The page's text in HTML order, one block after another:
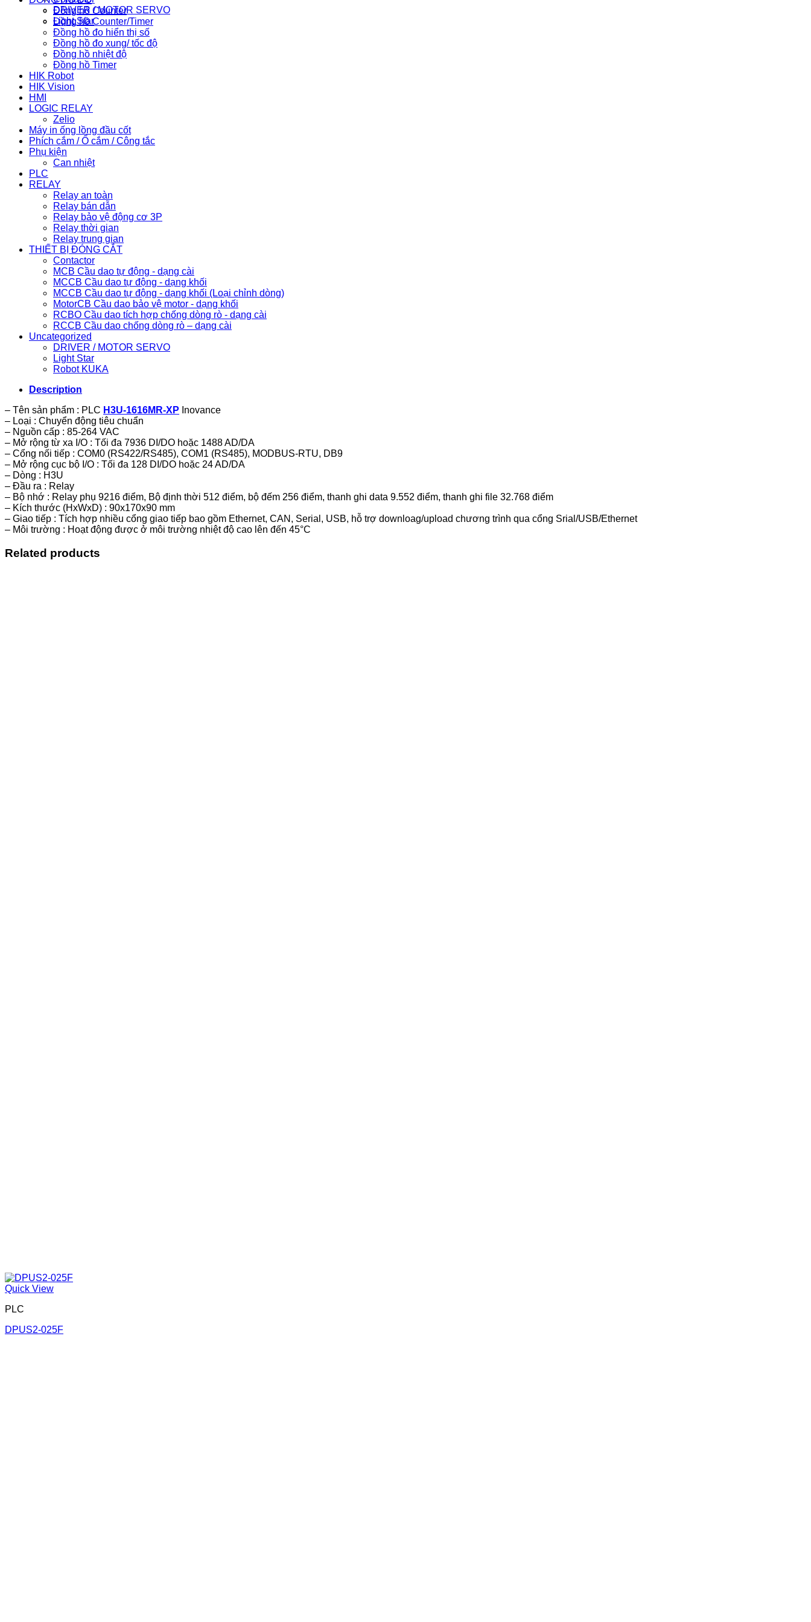
DRIVER / MOTOR SERVO
Light Star
Đồng hồ Counter
Đồng hồ Counter/Timer
Đồng hồ đo hiển thị số
Đồng hồ đo xung/ tốc độ
Đồng hồ nhiệt độ
Đồng hồ Timer
HIK Robot
HIK Vision
HMI
LOGIC RELAY
Zelio
Máy in ống lồng đầu cốt
Phích cắm / Ổ cắm / Công tắc
Phụ kiện
Can nhiệt
PLC
RELAY
Relay an toàn
Relay bán dẫn
Relay bảo vệ động cơ 3P
Relay thời gian
Relay trung gian
THIẾT BỊ ĐÓNG CẮT
Contactor
MCB Cầu dao tự động - dạng cài
MCCB Cầu dao tự động - dạng khối
MCCB Cầu dao tự động - dạng khối (Loại chỉnh dòng)
MotorCB Cầu dao bảo vệ motor - dạng khối
RCBO Cầu dao tích hợp chống dòng rò - dạng cài
RCCB Cầu dao chống dòng rò – dạng cài
Uncategorized
DRIVER / MOTOR SERVO
Light Star
Robot KUKA
Description
– Tên sản phẩm : PLC H3U-1616MR-XP Inovance
– Loại : Chuyển động tiêu chuẩn
– Nguồn cấp : 85-264 VAC
– Mở rộng từ xa I/O : Tối đa 7936 DI/DO hoặc 1488 AD/DA
– Cổng nối tiếp : COM0 (RS422/RS485), COM1 (RS485), MODBUS-RTU, DB9
– Mở rộng cục bộ I/O : Tối đa 128 DI/DO hoặc 24 AD/DA
– Dòng : H3U
– Đầu ra : Relay
– Bộ nhớ : Relay phụ 9216 điểm, Bộ định thời 512 điểm, bộ đếm 256 điểm, thanh ghi data 9.552 điểm, thanh ghi file 32.768 điểm
– Kích thước (HxWxD) : 90x170x90 mm
– Giao tiếp : Tích hợp nhiều cổng giao tiếp bao gồm Ethernet, CAN, Serial, USB, hỗ trợ downloag/upload chương trình qua cổng Srial/USB/Ethernet
– Môi trường : Hoạt động được ở môi trường nhiệt độ cao lên đến 45°C
Related products
Quick View
PLC
DPUS2-025F